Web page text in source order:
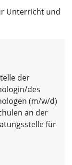
Unterricht und
der
des
(m/w/d)
an der
für